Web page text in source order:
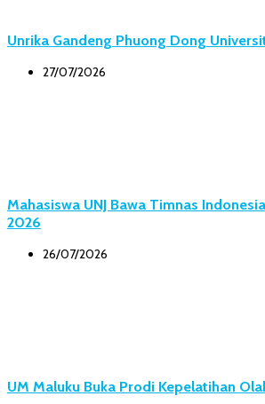
Unrika Gandeng Phuong Dong
27/07/2026
Mahasiswa UNJ Bawa Timnas
2026
26/07/2026
UM Maluku Buka Prodi Kepelatihan